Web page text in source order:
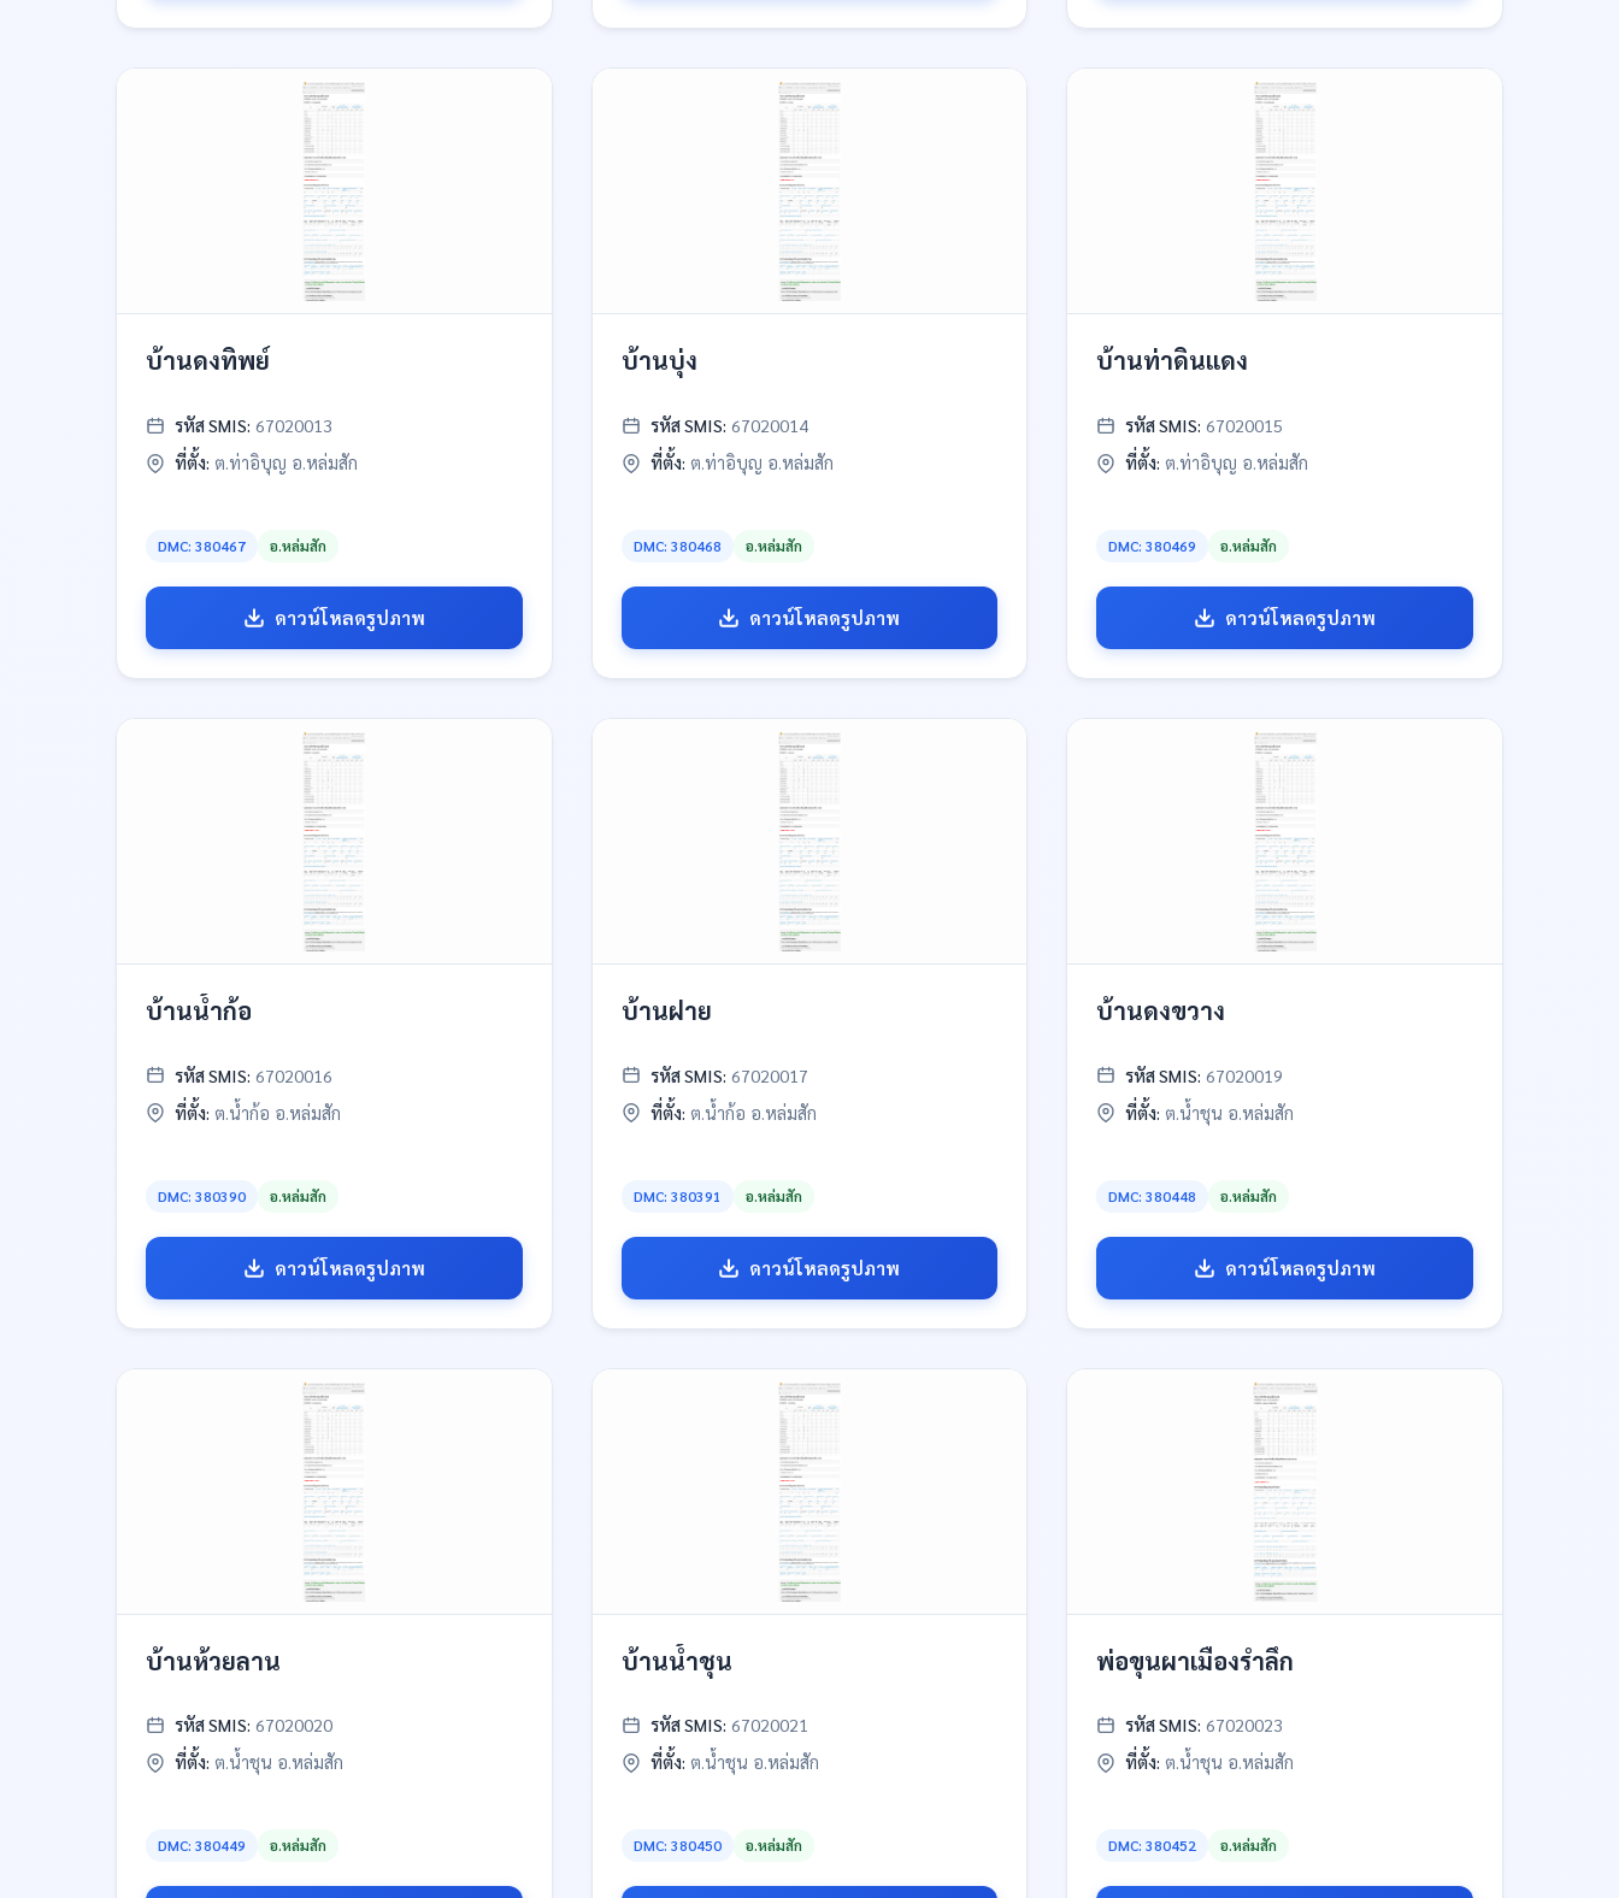
บ้านดงทิพย์
รหัส SMIS: 67020013
ที่ตั้ง: ต.ท่าอิบุญ อ.หล่มสัก
DMC: 380467 อ.หล่มสัก
ดาวน์โหลดรูปภาพ
บ้านบุ่ง
รหัส SMIS: 67020014
ที่ตั้ง: ต.ท่าอิบุญ อ.หล่มสัก
DMC: 380468 อ.หล่มสัก
ดาวน์โหลดรูปภาพ
บ้านท่าดินแดง
รหัส SMIS: 67020015
ที่ตั้ง: ต.ท่าอิบุญ อ.หล่มสัก
DMC: 380469 อ.หล่มสัก
ดาวน์โหลดรูปภาพ
บ้านน้ำก้อ
รหัส SMIS: 67020016
ที่ตั้ง: ต.น้ำก้อ อ.หล่มสัก
DMC: 380390 อ.หล่มสัก
ดาวน์โหลดรูปภาพ
บ้านฝาย
รหัส SMIS: 67020017
ที่ตั้ง: ต.น้ำก้อ อ.หล่มสัก
DMC: 380391 อ.หล่มสัก
ดาวน์โหลดรูปภาพ
บ้านดงขวาง
รหัส SMIS: 67020019
ที่ตั้ง: ต.น้ำชุน อ.หล่มสัก
DMC: 380448 อ.หล่มสัก
ดาวน์โหลดรูปภาพ
บ้านห้วยลาน
รหัส SMIS: 67020020
ที่ตั้ง: ต.น้ำชุน อ.หล่มสัก
DMC: 380449 อ.หล่มสัก
บ้านน้ำชุน
รหัส SMIS: 67020021
ที่ตั้ง: ต.น้ำชุน อ.หล่มสัก
DMC: 380450 อ.หล่มสัก
พ่อขุนผาเมืองรำลึก
รหัส SMIS: 67020023
ที่ตั้ง: ต.น้ำชุน อ.หล่มสัก
DMC: 380452 อ.หล่มสัก